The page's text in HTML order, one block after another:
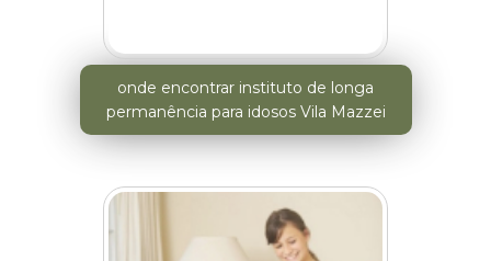
onde encontrar instituto de longa
permanência para idosos Vila Mazzei